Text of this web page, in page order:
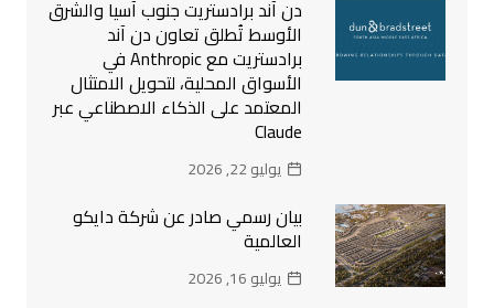
دن آند برادستريت جنوب آسيا والشرق
الأوسط تُطلق تعاون دن آند
برادستريت مع Anthropic في
الأسواق المحلية، لتحويل الامتثال
المعتمد على الذكاء الاصطناعي عبر
Claude
يوليو 22, 2026
بيان رسمي صادر عن شركة دايكو
العالمية
يوليو 16, 2026